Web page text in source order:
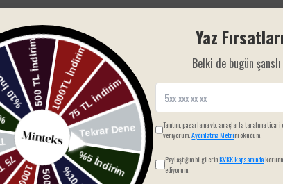
SIZIN İÇIN SEÇTIKLERIMIZ
Yaz
Belki de bugün
Tanıtım, pazarlama vb. amaçlarla tarafıma
veriyorum.Aydınlatma Metni'ni okudum.
Paylaştığım bilgilerinKVKK kapsamında
ediyorum.